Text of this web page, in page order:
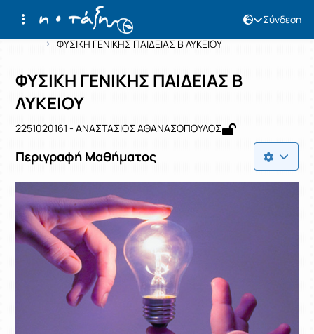
Σύνδεση
Αρχική Σελίδα
ΦΥΣΙΚΗ ΓΕΝΙΚΗΣ ΠΑΙΔΕΙΑΣ Β ΛΥΚΕΙΟΥ
Μάθημα : ΦΥΣΙΚΗ ΓΕΝΙΚΗΣ ΠΑΙΔΕΙΑΣ
Κωδικός : 2251020161
ΦΥΣΙΚΗ ΓΕΝΙΚΗΣ ΠΑΙΔΕΙΑΣ Β
ΛΥΚΕΙΟΥ
2251020161 - ΑΝΑΣΤΑΣΙΟΣ ΑΘΑΝΑΣΟΠΟΥΛΟΣ
Περιγραφή Μαθήματος